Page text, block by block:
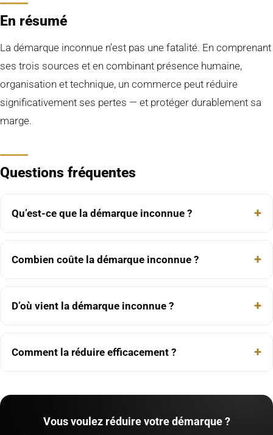
En résumé
La démarque inconnue n’est pas une fatalité. En comprenant
ses trois sources et en combinant présence humaine,
organisation et technique, un commerce peut réduire
significativement ses pertes — et protéger durablement sa
marge.
Questions fréquentes
Qu’est-ce que la démarque inconnue ?
Combien coûte la démarque inconnue ?
D’où vient la démarque inconnue ?
Comment la réduire efficacement ?
Vous voulez réduire votre démarque ?